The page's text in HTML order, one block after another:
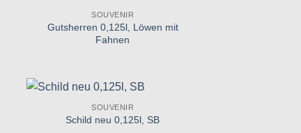
hinzufügen
SOUVENIR
Gutsherren 0,125l, Löwen mit
Fahnen
Wunschliste
SOUVENIR
Schild neu 0,125l, SB